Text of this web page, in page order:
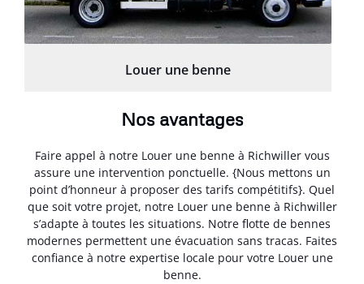
Louer une benne
Nos avantages
Faire appel à notre Louer une benne à Richwiller vous
assure une intervention ponctuelle. {Nous mettons un
point d’honneur à proposer des tarifs compétitifs}. Quel
que soit votre projet, notre Louer une benne à Richwiller
s’adapte à toutes les situations. Notre flotte de bennes
modernes permettent une évacuation sans tracas. Faites
confiance à notre expertise locale pour votre Louer une
benne.